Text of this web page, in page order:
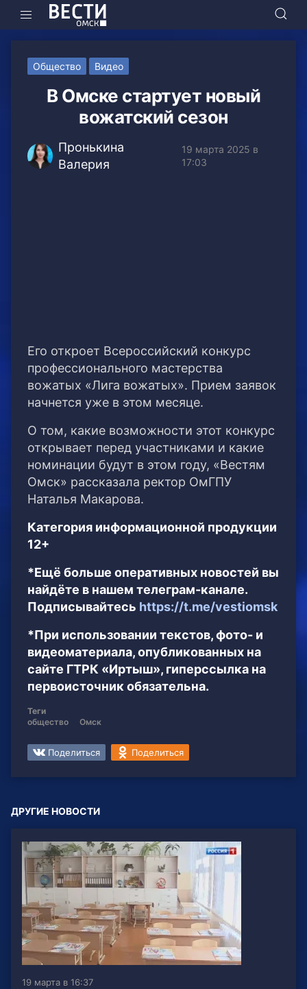
Общество Видео
В Омске стартует новый
вожатский сезон
Пронькина
Валерия
19 марта 2025 в
17:03
Его откроет Всероссийский конкурс
профессионального мастерства
вожатых «Лига вожатых». Прием заявок
начнется уже в этом месяце.
О том, какие возможности этот конкурс
открывает перед участниками и какие
номинации будут в этом году, «Вестям
Омск» рассказала ректор ОмГПУ
Наталья Макарова.
Категория информационной продукции
12+
*Ещё больше оперативных новостей вы
найдёте в нашем телеграм-канале.
Подписывайтесь https://t.me/vestiomsk
*При использовании текстов, фото- и
видеоматериала, опубликованных на
сайте ГТРК «Иртыш», гиперссылка на
первоисточник обязательна.
Теги
общество
Омск
Поделиться Поделиться
ДРУГИЕ НОВОСТИ
19 марта в 16:37